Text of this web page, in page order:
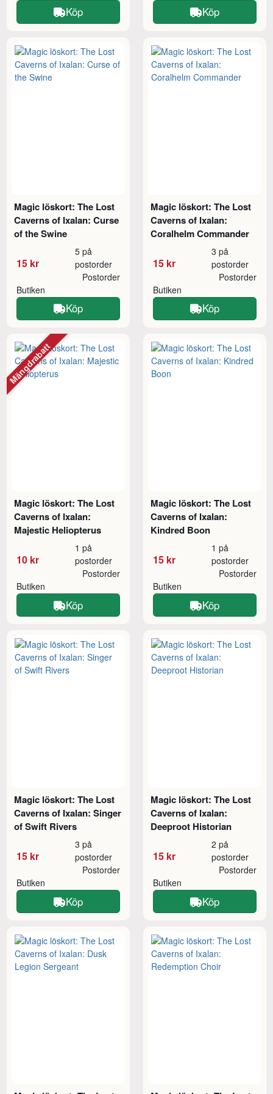
Köp Köp
Magic löskort: The Lost
Caverns of Ixalan: Curse
of the Swine
15 kr
5 på
postorder
Butiken
Postorder
Köp
Magic löskort: The Lost
Caverns of Ixalan:
Coralhelm Commander
15 kr
3 på
postorder
Butiken
Postorder
Köp
Magic löskort: The Lost
Caverns of Ixalan:
Majestic Heliopterus
10 kr
1 på
postorder
Butiken
Postorder
Köp
Mängdrabatt
Magic löskort: The Lost
Caverns of Ixalan:
Kindred Boon
15 kr
1 på
postorder
Butiken
Postorder
Köp
Magic löskort: The Lost
Caverns of Ixalan: Singer
of Swift Rivers
15 kr
3 på
postorder
Butiken
Postorder
Köp
Magic löskort: The Lost
Caverns of Ixalan:
Deeproot Historian
15 kr
2 på
postorder
Butiken
Postorder
Köp